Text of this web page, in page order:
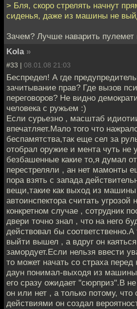
> Бля, скоро стрелять начнут
сиденья, даже из машины не
Зачем? Лучше наварить
Kola »
#33 | 08.01.08 21:03
Беспредел! А где
зачитывание прав? Где вызов
переговоров? Не видно
человека с ружьем :)
Если сурьезно , масштаб
впечатляет.Мало того что
беспамятства,так еще сел за
отобрал оружие и мента чуть не
безбашенные какие то,я думал
перестреляли , ан нет мамонты
пора взять с запада
вещи,такие как выход из
автоинспектора считать
конкретном случае , сотрудник
двери точно знал , что на него
действовал бы соответственно.А
выйти вышел , а вдруг он
замордует.Если нельзя ввести
то может начать со страха
даун понимал-выходя из
его сразу ожидает "сюрприз".В
он или нет , а только потому, что
действиями он создал